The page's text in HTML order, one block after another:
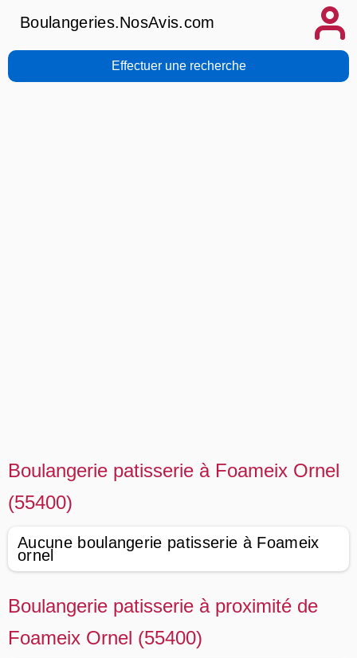
Boulangeries.NosAvis.com
Effectuer une recherche
Boulangerie patisserie à Foameix Ornel
(55400)
Aucune boulangerie patisserie à Foameix
ornel
Boulangerie patisserie à proximité de
Foameix Ornel (55400)